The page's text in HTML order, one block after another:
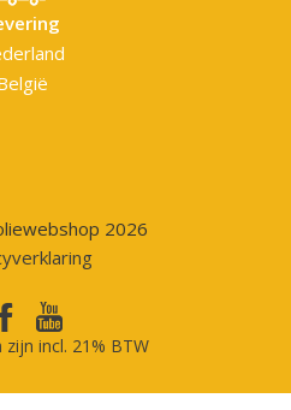
2026
zijn incl. 21% BTW